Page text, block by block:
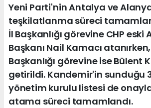
Yeni Parti'nin Antalya ve
teşkilatlanma süreci
İl Başkanlığı görevine CHP eski
Başkanı Nail Kamacı
Başkanlığı görevine ise Bülent
getirildi. Kandemir'in sunduğu
yönetim kurulu listesi de
atama süreci tamamlandı.